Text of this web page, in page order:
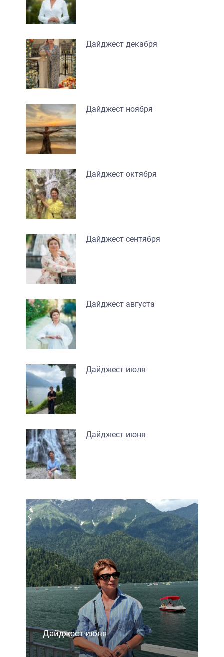
Дайджест декабря
Дайджест ноября
Дайджест октября
Дайджест сентября
Дайджест августа
Дайджест июля
Дайджест июня
Дайджест мая